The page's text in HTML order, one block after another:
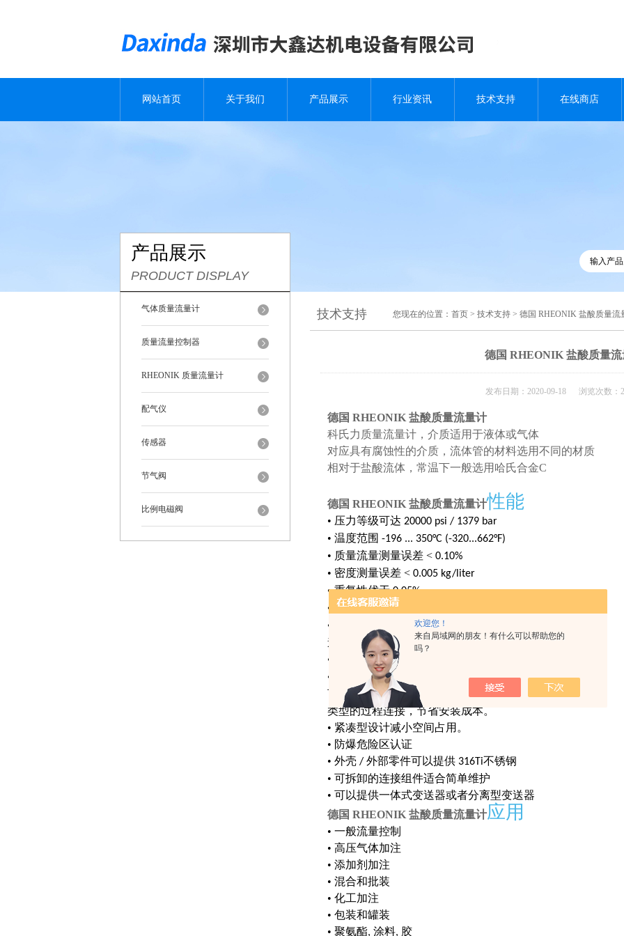
欢迎您！
来自局域网的朋友！有什么可以帮助您的
吗？
网站首页 关于我们 产品展示 行业资讯 技术支持 在线商店
产品展示
PRODUCT DISPLAY
气体质量流量计
质量流量控制器
RHEONIK 质量流量计
配气仪
传感器
节气阀
比例电磁阀
技术支持 您现在的位置： 首页 > 技术支持 > 德国 RHEONIK 盐酸质量流
德国 RHEONIK 盐酸质量流
发布日期：2020-09-18 浏览次数：
德国 RHEONIK 盐酸质量流量计
科氏力质量流量计，介质适用于液体或气体
对应具有腐蚀性的介质，流体管的材料选用不同的材质
相对于盐酸流体，常温下一般选用哈氏合金C
德国 RHEONIK 盐酸质量流量计性能
• 压力等级可达 20000 psi / 1379 bar
• 温度范围 -196 ... 350°C (-320...662°F)
• 质量流量测量误差 < 0.10%
• 密度测量误差 < 0.005 kg/liter
•重复性优于0.05%
• 量程2 g/min ... 10 kg/min
• 内部测量管可以提供双通道
道(串行)两种形式
•
形测量管结构
•
Rheonik各种连接方式
可以按照用户要求提供任何尺寸和
类型的过程连接，节省安装成本。
• 紧凑型设计减小空间占用。
• 防爆危险区认证
• 外壳 / 外部零件可以提供 316Ti不锈钢
• 可拆卸的连接组件适合简单维护
• 可以提供一体式变送器或者分离型变送器
德国 RHEONIK 盐酸质量流量计应用
• 一般流量控制
• 高压气体加注
• 添加剂加注
• 混合和批装
• 化工加注
• 包装和罐装
• 聚氨酯, 涂料, 胶